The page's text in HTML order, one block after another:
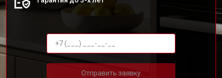
Отправить заявку